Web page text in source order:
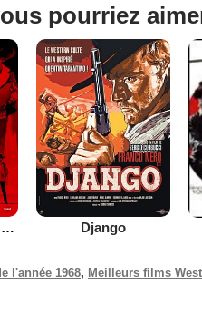
pourriez
Pour une poignée de dollars Django
l'année 1968, Meilleurs films